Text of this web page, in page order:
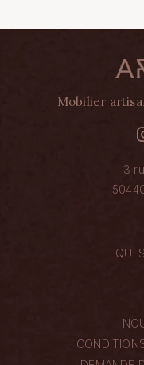
Mobilier
3
QUI